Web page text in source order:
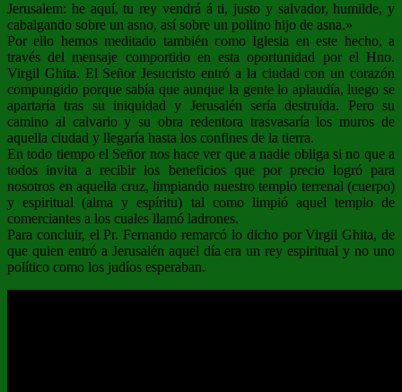
Jerusalem: he aquí, tu rey vendrá á ti, justo y salvador, humilde, y
cabalgando sobre un asno, así sobre un pollino hijo de asna.»
Por ello hemos meditado también como Iglesia en este hecho, a
través del mensaje comportido en esta oportunidad por el Hno.
Virgil Ghita. El Señor Jesucristo entró a la ciudad con un corazón
compungido porque sabía que aunque la gente lo aplaudía, luego se
apartaría tras su iniquidad y Jerusalén sería destruída. Pero su
camino al calvario y su obra redentora trasvasaría los muros de
aquella ciudad y llegaría hasta los confines de la tierra.
En todo tiempo el Señor nos hace ver que a nadie obliga si no que a
todos invita a recibir los beneficios que por precio logró para
nosotros en aquella cruz, limpiando nuestro templo terrenal (cuerpo)
y espiritual (alma y espíritu) tal como limpió aquel templo de
comerciantes a los cuales llamó ladrones.
Para concluir, el Pr. Fernando remarcó lo dicho por Virgil Ghita, de
que quien entró a Jerusalén aquel día era un rey espiritual y no uno
político como los judíos esperaban.